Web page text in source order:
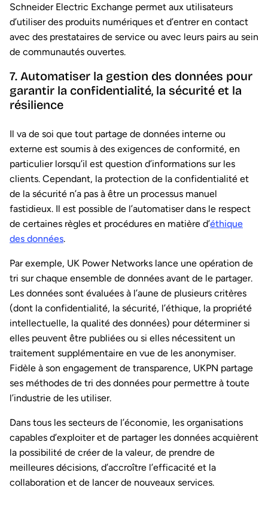
Schneider Electric Exchange permet aux utilisateurs
d’utiliser des produits numériques et d’entrer en contact
avec des prestataires de service ou avec leurs pairs au sein
de communautés ouvertes.
7. Automatiser la gestion des données pour
garantir la confidentialité, la sécurité et la
résilience
Il va de soi que tout partage de données interne ou
externe est soumis à des exigences de conformité, en
particulier lorsqu’il est question d’informations sur les
clients. Cependant, la protection de la confidentialité et
de la sécurité n’a pas à être un processus manuel
fastidieux. Il est possible de l’automatiser dans le respect
de certaines règles et procédures en matière d’éthique
des données.
Par exemple, UK Power Networks lance une opération de
tri sur chaque ensemble de données avant de le partager.
Les données sont évaluées à l’aune de plusieurs critères
(dont la confidentialité, la sécurité, l’éthique, la propriété
intellectuelle, la qualité des données) pour déterminer si
elles peuvent être publiées ou si elles nécessitent un
traitement supplémentaire en vue de les anonymiser.
Fidèle à son engagement de transparence, UKPN partage
ses méthodes de tri des données pour permettre à toute
l’industrie de les utiliser.
Dans tous les secteurs de l’économie, les organisations
capables d’exploiter et de partager les données acquièrent
la possibilité de créer de la valeur, de prendre de
meilleures décisions, d’accroître l’efficacité et la
collaboration et de lancer de nouveaux services.